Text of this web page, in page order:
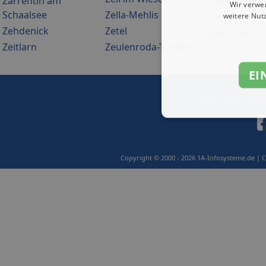
Schaalsee
Zehdenick
Zeitlarn
Zella-Mehlis
Zetel
Zeulenroda-Triebes
Ziesar
Copyright © 2000 - 2026 1A-Infosysteme.de |
Wir
weitere